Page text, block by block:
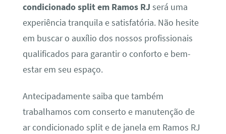
condicionado split em Ramos RJ será uma
experiência tranquila e satisfatória. Não hesite
em buscar o auxílio dos nossos profissionais
qualificados para garantir o conforto e bem-
estar em seu espaço.
Antecipadamente saiba que também
trabalhamos com conserto e manutenção de
ar condicionado split e de janela em Ramos RJ